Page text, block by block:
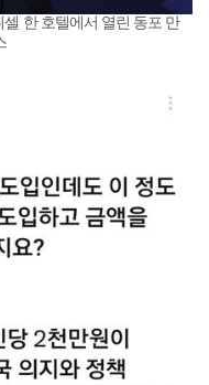
한 호텔에서 열린 동포 만